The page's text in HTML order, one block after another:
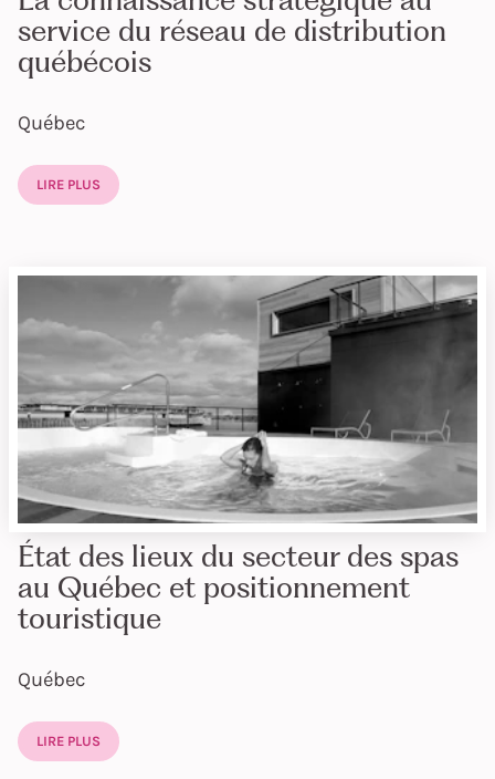
service du réseau de distribution
québécois
Québec
LIRE PLUS
État des lieux du secteur des spas
au Québec et positionnement
touristique
Québec
LIRE PLUS